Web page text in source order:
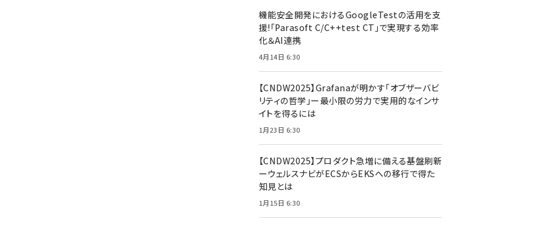
機能安全開発におけるGoogleTestの活用を支
援!「Parasoft C/C++test CT」で実現する効率
化＆AI連携
4月14日 6:30
【CNDW2025】Grafanaが明かす「オブザーバビ
リティの哲学」ー最小限の労力で実用的なインサ
イトを得るには
1月23日 6:30
【CNDW2025】プロダクト急増に備える基盤刷新
ーウェルスナビがECSからEKSへの移行で得た
知見とは
1月15日 6:30